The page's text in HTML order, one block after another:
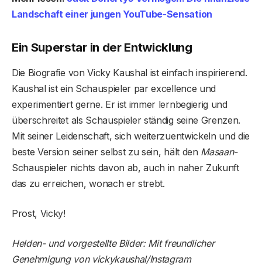
Landschaft einer jungen YouTube-Sensation
Ein Superstar in der Entwicklung
Die Biografie von Vicky Kaushal ist einfach inspirierend.
Kaushal ist ein Schauspieler par excellence und
experimentiert gerne. Er ist immer lernbegierig und
überschreitet als Schauspieler ständig seine Grenzen.
Mit seiner Leidenschaft, sich weiterzuentwickeln und die
beste Version seiner selbst zu sein, hält den Masaan-
Schauspieler nichts davon ab, auch in naher Zukunft
das zu erreichen, wonach er strebt.
Prost, Vicky!
Helden- und vorgestellte Bilder: Mit freundlicher
Genehmigung von vickykaushal/Instagram